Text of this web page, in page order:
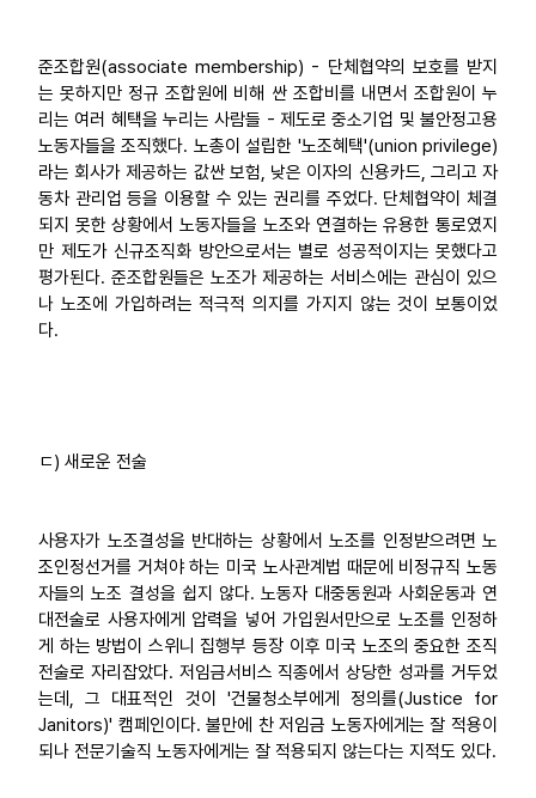
준조합원(associate membership) - 단체협약의 보호를 받지
는 못하지만 정규 조합원에 비해 싼 조합비를 내면서 조합원이 누
리는 여러 혜택을 누리는 사람들 - 제도로 중소기업 및 불안정고용
노동자들을 조직했다. 노총이 설립한 '노조혜택'(union privilege)
라는 회사가 제공하는 값싼 보험, 낮은 이자의 신용카드, 그리고 자
동차 관리업 등을 이용할 수 있는 권리를 주었다. 단체협약이 체결
되지 못한 상황에서 노동자들을 노조와 연결하는 유용한 통로였지
만 제도가 신규조직화 방안으로서는 별로 성공적이지는 못했다고
평가된다. 준조합원들은 노조가 제공하는 서비스에는 관심이 있으
나 노조에 가입하려는 적극적 의지를 가지지 않는 것이 보통이었
다.
ㄷ) 새로운 전술
사용자가 노조결성을 반대하는 상황에서 노조를 인정받으려면 노
조인정선거를 거쳐야 하는 미국 노사관계법 때문에 비정규직 노동
자들의 노조 결성을 쉽지 않다. 노동자 대중동원과 사회운동과 연
대전술로 사용자에게 압력을 넣어 가입원서만으로 노조를 인정하
게 하는 방법이 스위니 집행부 등장 이후 미국 노조의 중요한 조직
전술로 자리잡았다. 저임금서비스 직종에서 상당한 성과를 거두었
는데, 그 대표적인 것이 '건물청소부에게 정의를(Justice for
Janitors)' 캠페인이다. 불만에 찬 저임금 노동자에게는 잘 적용이
되나 전문기술직 노동자에게는 잘 적용되지 않는다는 지적도 있다.